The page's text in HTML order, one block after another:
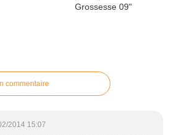
commentaire
2014 15:07